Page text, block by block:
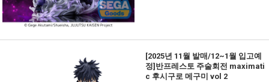
[2025년 11월 발매/12~1월 입고예
정]반프레스토 주술회전 maximati
c 후시구로 메구미 vol 2